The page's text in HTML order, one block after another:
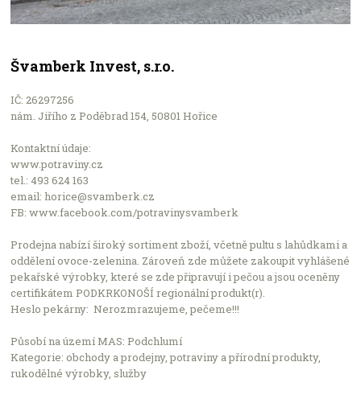
Počet podniků v nabídce: 2504
Švamberk Invest, s.r.o.
IČ: 26297256
nám. Jiřího z Poděbrad 154, 50801 Hořice
Kontaktní údaje:
www.potraviny.cz
tel.: 493 624 163
email: horice@svamberk.cz
FB: www.facebook.com/potravinysvamberk
Prodejna nabízí široký sortiment zboží, včetně pultu s lahůdkami a
oddělení ovoce-zelenina. Zároveň zde můžete zakoupit vyhlášené
pekařské výrobky, které se zde připravují i pečou a jsou oceněny
certifikátem PODKRKONOŠÍ regionální produkt(r).
Heslo pekárny: Nerozmrazujeme, pečeme!!!
Působí na území MAS: Podchlumí
Kategorie: obchody a prodejny, potraviny a přírodní produkty,
rukodělné výrobky, služby